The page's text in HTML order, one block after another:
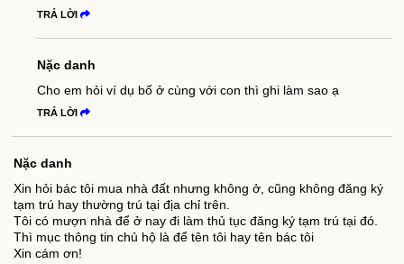
TRẢ LỜI
Nặc danh
Cho em hỏi ví dụ bố ở cùng với con thì ghi làm sao ạ
TRẢ LỜI
Nặc danh
Xin hỏi bác tôi mua nhà đất nhưng không ở, cũng không đăng ký
tạm trú hay thường trú tại địa chỉ trên.
Tôi có mượn nhà để ở nay đi làm thủ tục đăng ký tạm trú tại đó.
Thì mục thông tin chủ hộ là để tên tôi hay tên bác tôi
Xin cám ơn!